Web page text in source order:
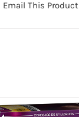
Email This Product